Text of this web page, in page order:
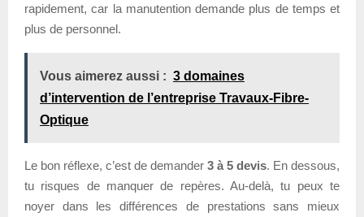
rapidement, car la manutention demande plus de temps et
plus de personnel.
Vous aimerez aussi : 3 domaines
d’intervention de l’entreprise Travaux-Fibre-
Optique
Le bon réflexe, c’est de demander 3 à 5 devis. En dessous,
tu risques de manquer de repères. Au-delà, tu peux te
noyer dans les différences de prestations sans mieux